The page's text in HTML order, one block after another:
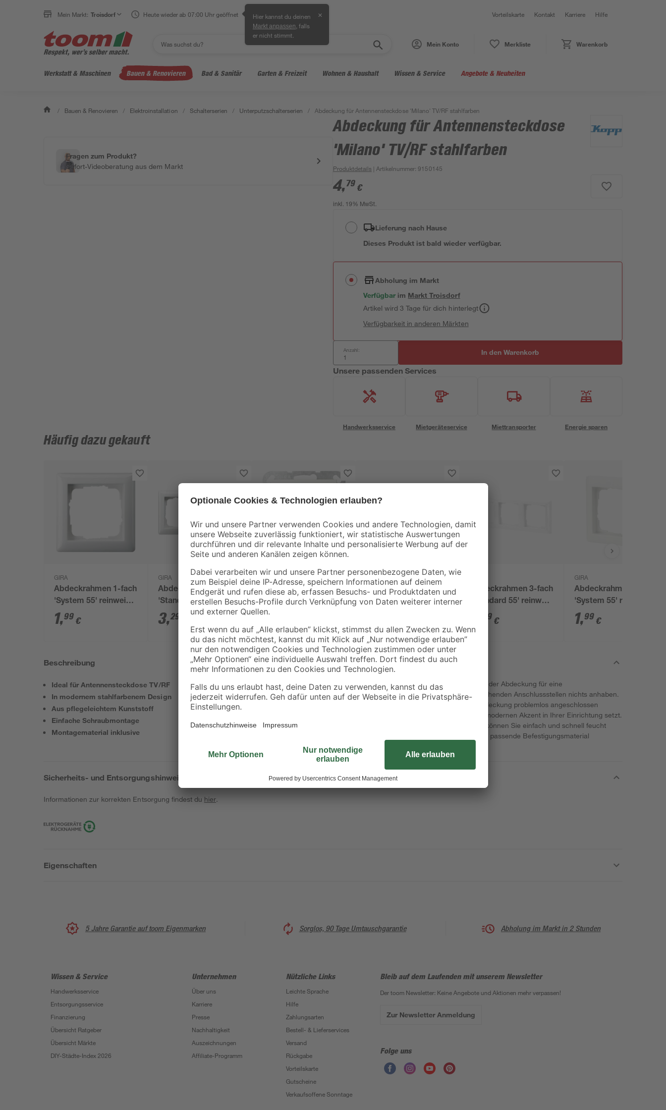
Mein Markt: Troisdorf Heute wieder ab 07:00 Uhr geöffnet Hier kannst du deinen
Markt anpassen , falls
er nicht stimmt.
✕ Vorteilskarte Kontakt Karriere Hilfe
Mein Konto Merkliste Warenkorb
Werkstatt & Maschinen Bauen & Renovieren Bad & Sanitär Garten & Freizeit Wohnen & Haushalt Wissen & Service Angebote & Neuheiten
/ Bauen & Renovieren / Elektroinstallation / Schalterserien / Unterputzschalterserien / Abdeckung für Antennensteckdose 'Milano' TV/RF stahlfarben
Fragen zum Produkt?
Sofort-Videoberatung aus dem Markt
Abdeckung für Antennensteckdose
'Milano' TV/RF stahlfarben
Produktdetails | Artikelnummer:9150145
4,79 €
inkl. 19% MwSt.
Lieferung nach Hause
Dieses Produkt ist bald wieder verfügbar.
Abholung im Markt
Verfügbar im MarktTroisdorf
Artikel wird 3 Tage für dich hinterlegt
Verfügbarkeit in anderen Märkten
Anzahl: In den Warenkorb
Unsere passenden Services
Handwerksservice Mietgeräteservice Miettransporter Energie sparen
Häufig dazu gekauft
GIRA
Abdeckrahmen 1-fach
'System 55' reinweiß
glänzend
1,99 €
GIRA
Abdeckrahmen 2-fach
'Standard 55' reinweiß
glänzend
3,29
GIRA
Steckdoseneinsatz
'Standard 55' reinweiß
glänzend 7 x 7 cm
4
GIRA
Abdeckrahmen 2-fach
'System 55' reinweiß
Abdeckrahmen 3-fach
'Standard 55' reinweiß
glänzend
79 €
GIRA
Abdeckrahmen 1-fach
'System 55' reinweiß
matt
1,99 €
Beschreibung
Ideal für Antennensteckdose TV/RF
In modernem stahlfarbenem Design
Aus pflegeleichtem Kunststoff
Einfache Schraubmontage
Montagematerial inklusive
Spritzwasser, Schmutz oder Staub können dank der Abdeckung für eine
Antennensteckdose "Milano" von Kopp entsprechenden Anschlussstellen nichts anhaben.
Endgeräte für TV und RF können über diese Abdeckung problemlos angeschlossen
werden, die durch die stahlfarbene Optik einen modernen Akzent in Ihrer Einrichtung setzt.
Verschmutzungen auf der Kunststoffoberfläche können Sie einfach und schnell feucht
abwischen. Im Lieferumfang ist bereits das dazu passende Befestigungsmaterial
enthalten.
Sicherheits- und Entsorgungshinweise
Informationen zur korrekten Entsorgung findest du hier.
Eigenschaften
5 Jahre Garantie auf toom Eigenmarken Sorglos, 90 Tage Umtauschgarantie Abholung im Markt in 2 Stunden
Wissen & Service
Handwerksservice
Entsorgungsservice
Finanzierung
Übersicht Ratgeber
Übersicht Märkte
DIY-Städte-Index 2026
Unternehmen
Über uns
Karriere
Presse
Nachhaltigkeit
Auszeichnungen
Affiliate-Programm
Nützliche Links
Leichte Sprache
Hilfe
Zahlungsarten
Bestell- & Lieferservices
Versand
Rückgabe
Vorteilskarte
Gutscheine
Verkaufsoffene Sonntage
Bleib auf dem Laufenden mit unserem Newsletter
Der toom Newsletter: Keine Angebote und Aktionen mehr verpassen!
Zur Newsletter Anmeldung
Folge uns